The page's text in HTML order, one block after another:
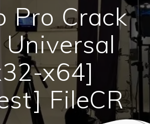
Pro Crack
Universal
x64]
FileCR